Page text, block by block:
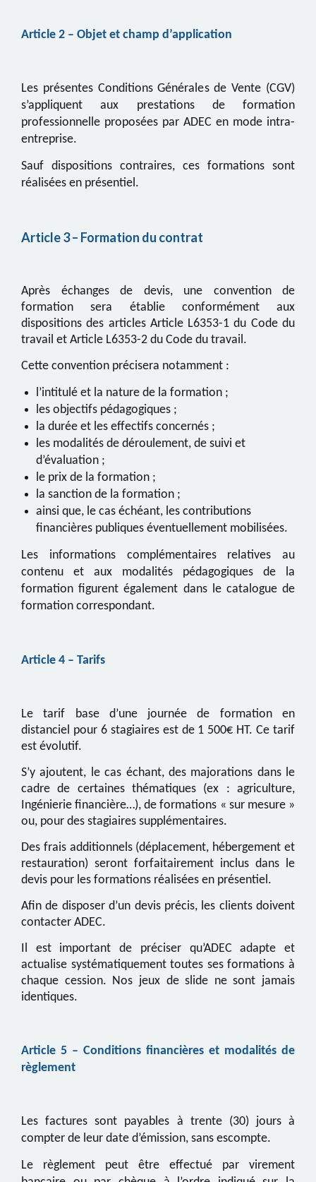
Article 2 – Objet et champ d’application
Les présentes Conditions Générales de Vente (CGV)
s’appliquentaux prestations de formation
professionnelle proposées par ADEC en mode intra-
entreprise.
Sauf dispositions contraires, ces formations sont
réalisées en présentiel.
Article 3 – Formation du contrat
Après échanges de devis, une convention de
formation sera établie conformément aux
dispositions des articles Article L6353-1 du Code du
travail et Article L6353-2 du Code du travail.
Cette convention précisera notamment :
l’intitulé et la nature de la formation ;
les objectifs pédagogiques ;
la durée et les effectifs concernés ;
les modalités de déroulement, de suivi et
d’évaluation ;
le prix de la formation ;
la sanction de la formation ;
ainsi que, le cas échéant, les contributions
financières publiques éventuellement mobilisées.
Les informations complémentaires relatives au
contenu et aux modalités pédagogiques de la
formation figurent également dans le catalogue de
formation correspondant.
Article 4 – Tarifs
Le tarif base d’une journée de formation en
distanciel pour 6 stagiaires est de 1 500€ HT. Ce tarif
est évolutif.
S’y ajoutent, le cas échant, des majorations dans le
cadre de certaines thématiques (ex : agriculture,
Ingénierie financière…), de formations « sur mesure »
ou, pour des stagiaires supplémentaires.
Des frais additionnels (déplacement, hébergement et
restauration) seront forfaitairement inclus dans le
devis pour les formations réalisées en présentiel.
Afin de disposer d’un devis précis, les clients doivent
contacter ADEC.
Il est important de préciser qu’ADEC adapte et
actualise systématiquement toutes ses formations à
chaque cession. Nos jeux de slide ne sont jamais
identiques.
Article 5 – Conditions financières et modalités de
règlement
Les factures sont payables à trente (30) jours à
compter de leur date d’émission, sans escompte.
Le règlement peut être effectué par virement